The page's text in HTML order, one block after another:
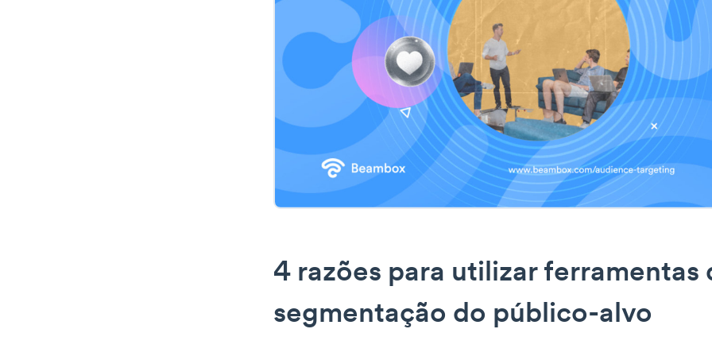
4 razões para utilizar ferramentas
segmentação do público-alvo